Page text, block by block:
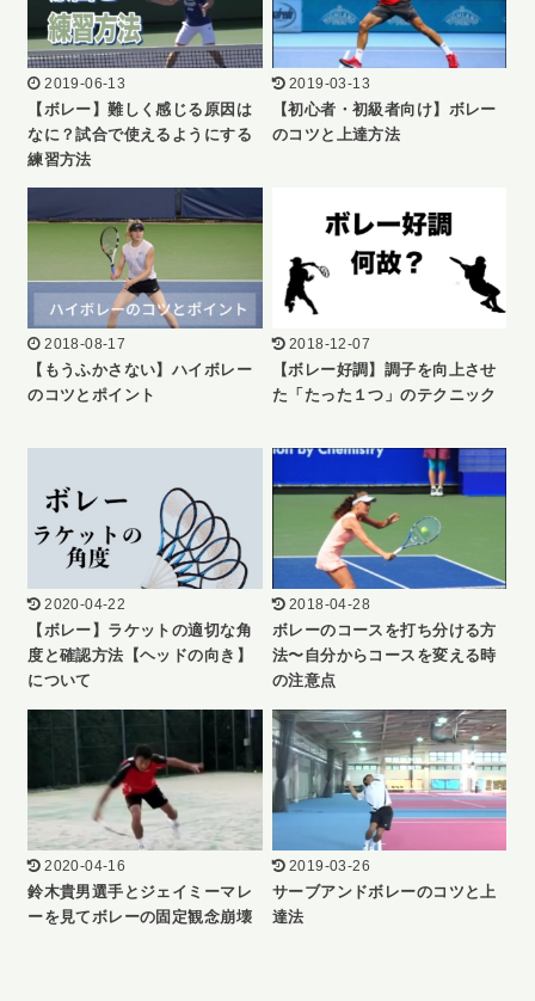
2019-06-13
【ボレー】難しく感じる原因は
なに？試合で使えるようにする
練習方法
2019-03-13
【初心者・初級者向け】ボレー
のコツと上達方法
2018-08-17
【もうふかさない】ハイボレー
のコツとポイント
2018-12-07
【ボレー好調】調子を向上させ
た「たった１つ」のテクニック
2020-04-22
【ボレー】ラケットの適切な角
度と確認方法【ヘッドの向き】
について
2018-04-28
ボレーのコースを打ち分ける方
法〜自分からコースを変える時
の注意点
2020-04-16
鈴木貴男選手とジェイミーマレ
ーを見てボレーの固定観念崩壊
2019-03-26
サーブアンドボレーのコツと上
達法